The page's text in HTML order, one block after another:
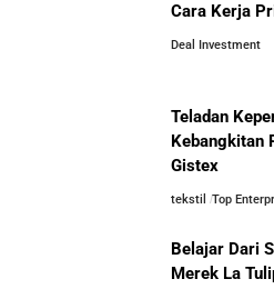
Besar
Jepang,
Kisah Sukses Metrodata
Yang Berawal Dari Distributor
Kisah Wardah Group: Dari
Pemimpin Industri Kecantikan
Asal-Usul Kekayaan Erick
Kisah Sukses Todd Boehly:
Cara Kerja
Deal Investment
Teladan
Kebangkitan
Gistex
tekstil Top
Belajar Dari
Merek La